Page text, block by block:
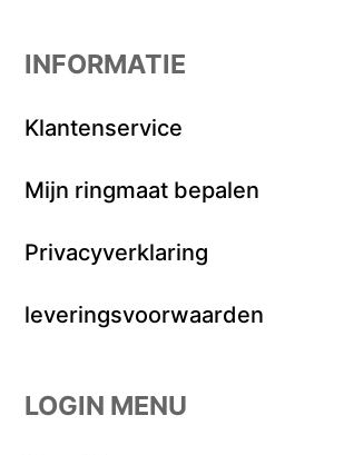
INFORMATIE
Klantenservice
Mijn ringmaat bepalen
Privacyverklaring
leveringsvoorwaarden
LOGIN MENU